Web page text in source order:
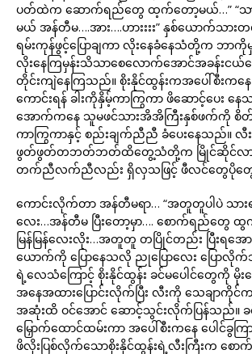
ပတ်ထဲက ဆောက်ရည်တွေ ထ့က်တော့မယ်…” “သာ
မယ် အန်တီမ….အား….ဟားးးး” နှစ်ယောက်သားတ
ရမ်းကုန်ဖွင့်ပြောချကာ လိုးနေခံနေသံတို့က ဘာ
လိုးနေကြမှန်းသိသာစေလောက်အောင်အခန်းင
တိုင်းကျဲနေကြသည်။ စိုးနိုင်ထွန်းကအပေါ်စီးကန
ကောင်းရန် ခါးကိုနှိမ့်ကာကြွကာ ဖိဆောင့်ပေး
အောက်ကနေ သူမဖင်သားအိအိကြီးနှစ်ဖက်ကို
ကာကြွကာနှင့် စည်းချက်ညီညီ ခံပေးနေသည်။ လီ
ဖွတ်ဖွတ်တဘတ်ဘတ်ထိတွေ့သံတို့က မြိုင်ဆိုင်လာပြီ
တက်ညီလက်ညီလည်း ရှိလှသဖြင့် ဖီလင်တွေပိုတွ
ကောင်းလိုက်တာ အန်တီမရာ… “အတူတူပါပဲ သားရ
လေး…အန်တီမ ပြီးတော့မှာ…. စောက်ရည်တွေ ထွ
မြန်မြန်လေးလိုး…အတူတူ တပြိုင်တည်း ပြီးရအ
ယောက်ကို ပြောနေသလို ညုပြောလေး ပြောလို
ရဲ့လေသံကြောင့် စိုးနိုင်ထွန်း ခင်မပေါင်တွေကို မိုး
အနေအထားပြောင်းလိုက်ပြီး လီးကို သေချာကို
အဆုံးထိ ဝင်အောင် ဆောင့်သွင်းလိုက်ပြန်သည်။ ခ
မြှောက်ထောင်ထမ်းကာ အပေါ်စီးကနေ ပေါင်ခွက
ဖိလိုးပြစ်လိုက်သောစိုးနိုင်ထွန်းရဲ့လီးကြီးက စေ